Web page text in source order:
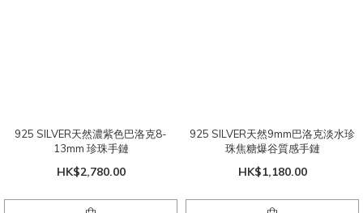
925 SILVER天然濃紫色巴洛克8-
13mm 珍珠手鏈
HK$2,780.00
925 SILVER天然9mm巴洛克淡水珍
珠焦糖爆谷質感手鏈
HK$1,180.00